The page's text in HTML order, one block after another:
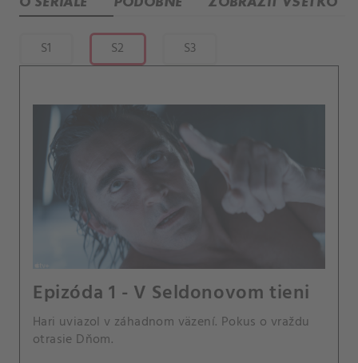
S1 S2 S3
Epizóda 1 - V Seldonovom tieni
Hari uviazol v záhadnom väzení. Pokus o vraždu
otrasie Dňom.